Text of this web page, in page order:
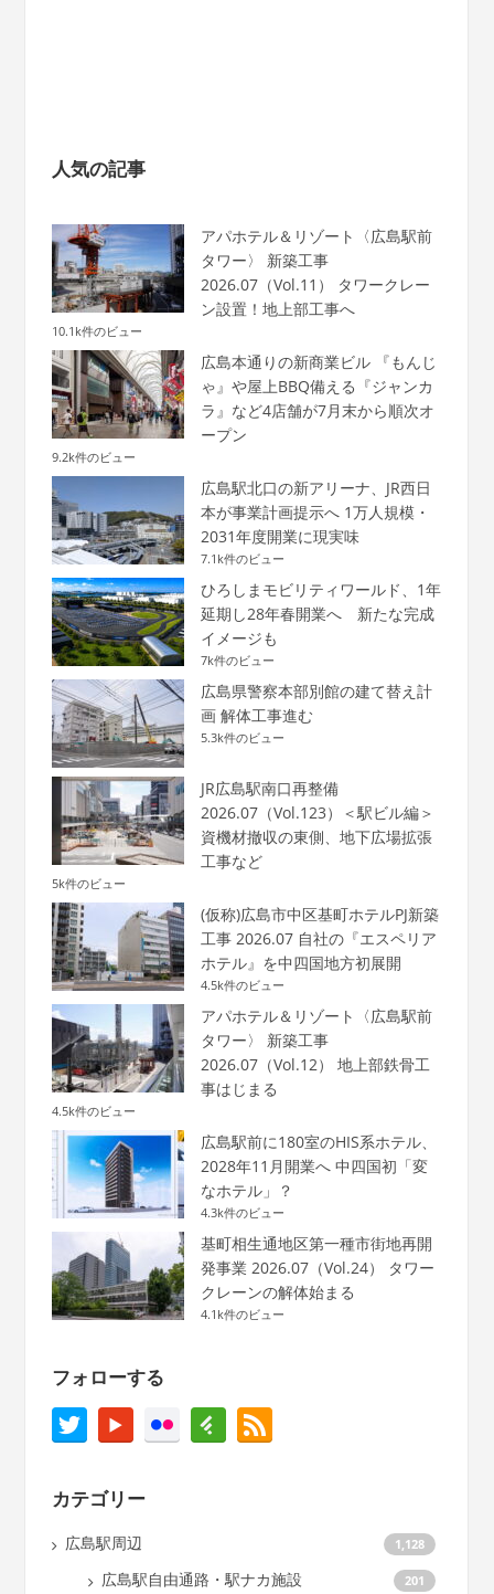
人気の記事
アパホテル＆リゾート〈広島駅前
タワー〉 新築工事
2026.07（Vol.11） タワークレー
ン設置！地上部工事へ
10.1k件のビュー
広島本通りの新商業ビル 『もんじ
ゃ』や屋上BBQ備える『ジャンカ
ラ』など4店舗が7月末から順次オ
ープン
9.2k件のビュー
広島駅北口の新アリーナ、JR西日
本が事業計画提示へ 1万人規模・
2031年度開業に現実味
7.1k件のビュー
ひろしまモビリティワールド、1年
延期し28年春開業へ 新たな完成
イメージも
7k件のビュー
広島県警察本部別館の建て替え計
画 解体工事進む
5.3k件のビュー
JR広島駅南口再整備
2026.07（Vol.123）＜駅ビル編＞
資機材撤収の東側、地下広場拡張
工事など
5k件のビュー
(仮称)広島市中区基町ホテルPJ新築
工事 2026.07 自社の『エスペリア
ホテル』を中四国地方初展開
4.5k件のビュー
アパホテル＆リゾート〈広島駅前
タワー〉 新築工事
2026.07（Vol.12） 地上部鉄骨工
事はじまる
4.5k件のビュー
広島駅前に180室のHIS系ホテル、
2028年11月開業へ 中四国初「変
なホテル」？
4.3k件のビュー
基町相生通地区第一種市街地再開
発事業 2026.07（Vol.24） タワー
クレーンの解体始まる
4.1k件のビュー
フォローする
カテゴリー
広島駅周辺 1,128
広島駅自由通路・駅ナカ施設 201